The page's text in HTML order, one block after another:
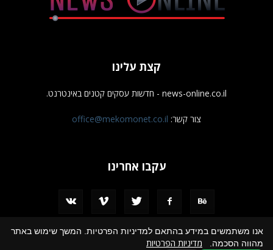
קצת עלינו
news-online.co.il - חדשות עסקים קטנים באינטרנט.
צור קשר: office@mekomonet.co.il
עקבו אחרינו
מחפשים כותבים פרסמו אצלנו
אנו משתמשים במידע בהתאם למדיניות הפרטיות. המשך שימוש באתר
מהווה הסכמה. מדיניות הפרטיות